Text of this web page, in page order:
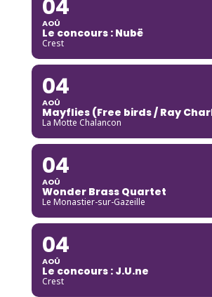
04
AOÛ
Le concours : Nubë
Crest
04
AOÛ
Mayflies (Free birds / Ray
La Motte Chalancon
04
AOÛ
Wonder Brass Quartet
Le Monastier-sur-Gazeille
04
AOÛ
Le concours : J.U.ne
Crest